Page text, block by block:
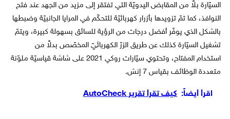
السيّارة بلاً من المقابض اليدويّة التي تفتقر إلى مزيد من الجهد عند فتح
النوافذ، كما تمّ تزويدها بأزرار كهربائيّة للتحكّم في المرايا الجانبيّة وضبطها
بالشكل الذي يوفّر أفضل درجات من الرؤية للسائق بسهولة كبيرة، ويتمّ
تشغيل السيّارة كذلك عن طريق الزرّ الكهربائيّ المخصّص بدلاً من
استخدام المفتاح، وتحتوي سيّارات روكي 2021 على شاشة قياسيّة ملوّنة
متعددة الوظائف بقياس 7 إنش.
اقرأ أيضاً: كيف تقرأ تقرير AutoCheck